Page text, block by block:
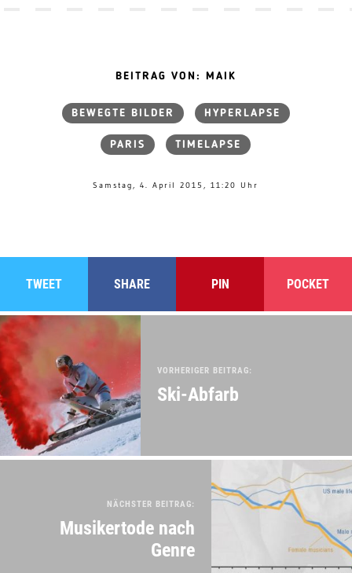
BEITRAG VON: MAIK
BEWEGTE BILDER HYPERLAPSE
PARIS TIMELAPSE
Samstag, 4. April 2015, 11:20 Uhr
TWEET SHARE PIN POCKET
VORHERIGER BEITRAG:
Ski-Abfarb
NÄCHSTER BEITRAG:
Musikertode nach
Genre